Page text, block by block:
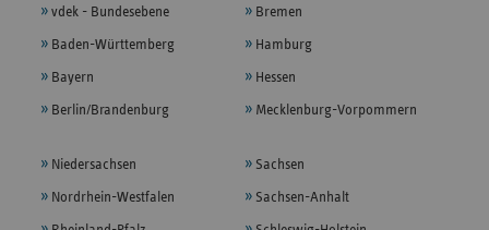
vdek - Bundesebene
Baden-Württemberg
Bayern
Berlin/Brandenburg
Bremen
Hamburg
Hessen
Mecklenburg-Vorpommern
Niedersachsen
Nordrhein-Westfalen
Sachsen
Sachsen-Anhalt